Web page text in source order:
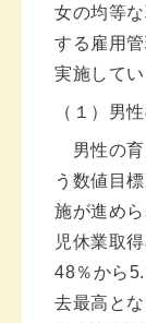
女の均等
する雇用
実施してい
（１）男
男性の育
う数値目
施が進め
児休業取
48％から
去最高と